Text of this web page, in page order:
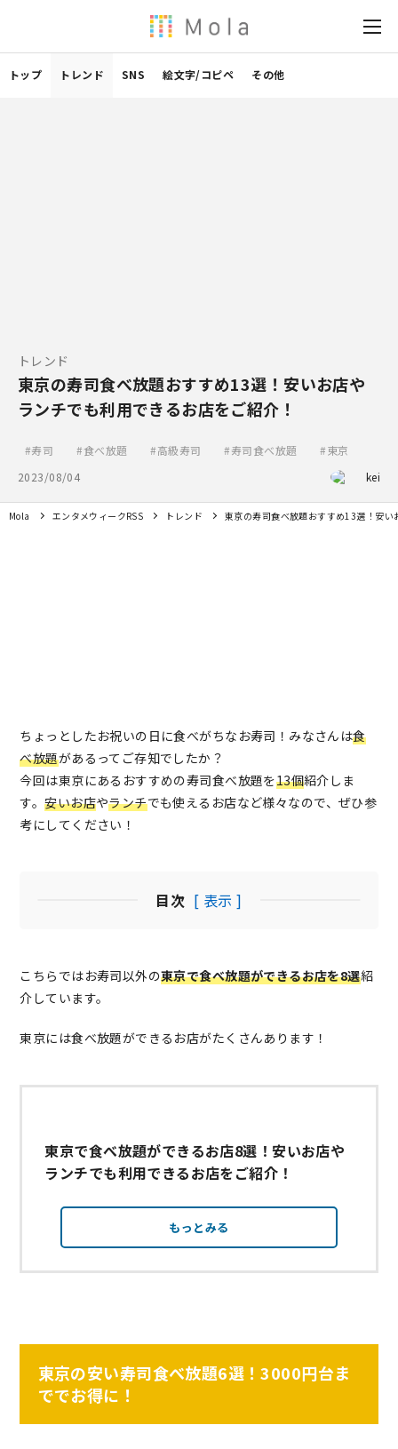
トップ トレンド SNS 絵文字/コピペ その他
トレンド
東京の寿司食べ放題おすすめ13選！安いお店や
ランチでも利用できるお店をご紹介！
寿司 食べ放題 高級寿司 寿司食べ放題
東京
2023/08/04
kei
Mola エンタメウィークRSS トレンド 東京の寿司食べ放題おすすめ13選！安
ちょっとしたお祝いの日に食べがちなお寿司！みなさんは食
べ放題があるってご存知でしたか？
今回は東京にあるおすすめの寿司食べ放題を13個紹介しま
す。安いお店やランチでも使えるお店など様々なので、ぜひ参
考にしてください！
目次 [ 表示 ]
こちらではお寿司以外の東京で食べ放題ができるお店を8選紹
介しています。
東京には食べ放題ができるお店がたくさんあります！
東京で食べ放題ができるお店8選！安いお店や
ランチでも利用できるお店をご紹介！
もっとみる
東京の安い寿司食べ放題6選！3000円台ま
ででお得に！